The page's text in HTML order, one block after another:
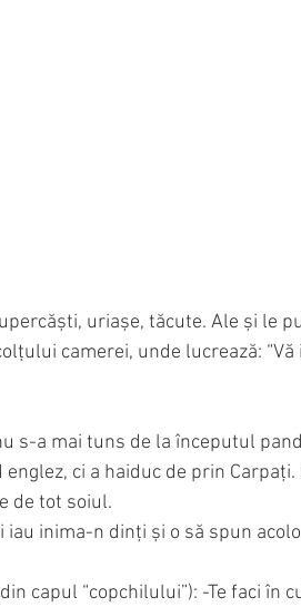
uriașe, tăcute. Ale și le
camerei, unde lucrează: “Vă
s-a mai tuns de la începutul
ci a haiduc de prin Carpați.
de tot soiul.
inima-n dinți și o să spun
capul “copchilului”): -Te faci în